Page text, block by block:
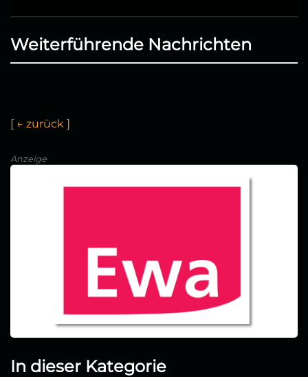
Weiterführende Nachrichten
[ ← zurück ]
Anzeige
In dieser Kategorie